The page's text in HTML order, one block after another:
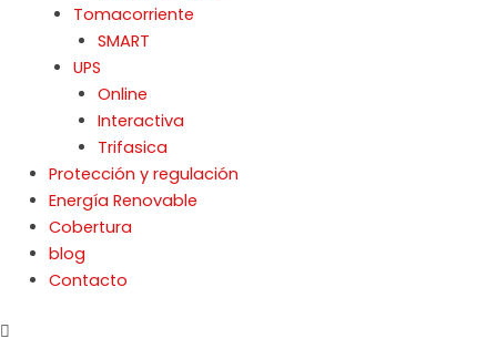
Tomacorriente
SMART
UPS
Online
Interactiva
Trifasica
Protección y regulación
Energía Renovable
Cobertura
blog
Contacto